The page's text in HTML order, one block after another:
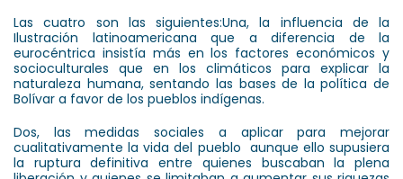
Las cuatro son las siguientes:Una, la influencia de la
Ilustración latinoamericana que a diferencia de la
eurocéntrica insistía más en los factores económicos y
socioculturales que en los climáticos para explicar la
naturaleza humana, sentando las bases de la política de
Bolívar a favor de los pueblos indígenas.
Dos, las medidas sociales a aplicar para mejorar
cualitativamente la vida del pueblo aunque ello supusiera
la ruptura definitiva entre quienes buscaban la plena